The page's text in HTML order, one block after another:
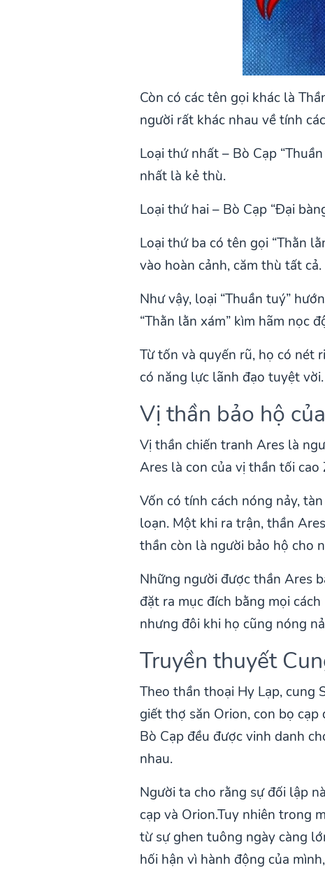
Còn có các tên gọi khác là
người rất khác nhau về tính
Loại thứ nhất – Bò Cạp
nhất là kẻ thù.
Loại thứ hai – Bò Cạp “Đại
Loại thứ ba có tên gọi “Thằn
vào hoàn cảnh, căm thù tất cả.
Như vậy, loại “Thuần tuý”
“Thằn lằn xám” kìm hãm nọc
Từ tốn và quyến rũ, họ có nét
có năng lực lãnh đạo tuyệt vời.
Vị thần bảo hộ
Vị thần chiến tranh Ares là
Ares là con của vị thần tối cao
Vốn có tính cách nóng nảy,
loạn. Một khi ra trận, thần
thần còn là người bảo hộ cho
Những người được thần Ares
đặt ra mục đích bằng mọi
nhưng đôi khi họ cũng nóng
Truyền thuyết
Theo thần thoại Hy Lạp, cung
giết thợ săn Orion, con bọ
Bò Cạp đều được vinh danh
nhau.
Người ta cho rằng sự đối lập
cạp và Orion.Tuy nhiên trong
từ sự ghen tuông ngày càng
hối hận vì hành động của